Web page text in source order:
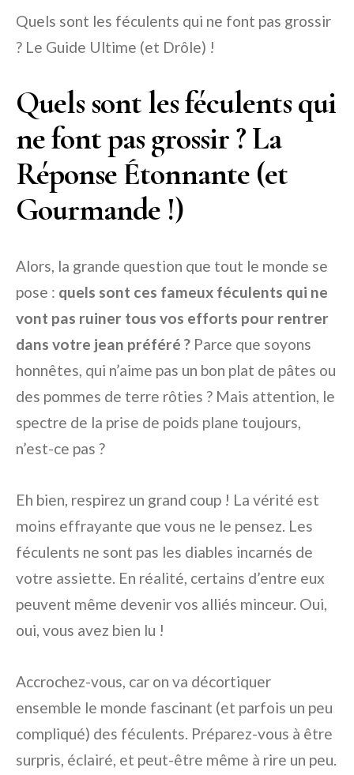
Quels sont les féculents qui ne font pas grossir
? Le Guide Ultime (et Drôle) !
Quels sont les féculents qui
ne font pas grossir ? La
Réponse Étonnante (et
Gourmande !)
Alors, la grande question que tout le monde se
pose : quels sont ces fameux féculents qui ne
vont pas ruiner tous vos efforts pour rentrer
dans votre jean préféré ? Parce que soyons
honnêtes, qui n’aime pas un bon plat de pâtes ou
des pommes de terre rôties ? Mais attention, le
spectre de la prise de poids plane toujours,
n’est-ce pas ?
Eh bien, respirez un grand coup ! La vérité est
moins effrayante que vous ne le pensez. Les
féculents ne sont pas les diables incarnés de
votre assiette. En réalité, certains d’entre eux
peuvent même devenir vos alliés minceur. Oui,
oui, vous avez bien lu !
Accrochez-vous, car on va décortiquer
ensemble le monde fascinant (et parfois un peu
compliqué) des féculents. Préparez-vous à être
surpris, éclairé, et peut-être même à rire un peu.